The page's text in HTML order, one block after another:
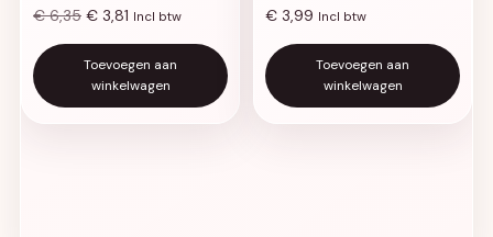
€6,35 € 3,81 Incl btw
Toevoegen aan
winkelwagen
€ 3,99 Incl btw
Toevoegen aan
winkelwagen